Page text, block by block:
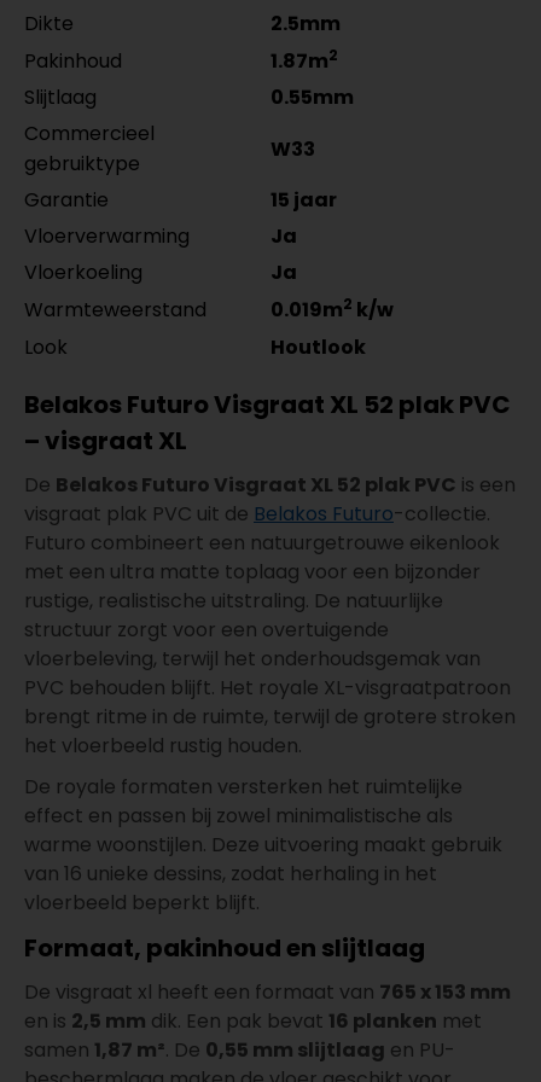
Dikte
2.5mm
Pakinhoud
1.87m2
Slijtlaag
0.55mm
Commercieel
gebruiktype
W33
Garantie
15 jaar
Vloerverwarming
Ja
Vloerkoeling
Ja
Warmteweerstand
0.019m2 k/w
Look
Houtlook
Belakos Futuro Visgraat XL 52 plak PVC
– visgraat XL
De Belakos Futuro Visgraat XL 52 plak PVC is een
visgraat plak PVC uit de Belakos Futuro-collectie.
Futuro combineert een natuurgetrouwe eikenlook
met een ultra matte toplaag voor een bijzonder
rustige, realistische uitstraling. De natuurlijke
structuur zorgt voor een overtuigende
vloerbeleving, terwijl het onderhoudsgemak van
PVC behouden blijft. Het royale XL-visgraatpatroon
brengt ritme in de ruimte, terwijl de grotere stroken
het vloerbeeld rustig houden.
De royale formaten versterken het ruimtelijke
effect en passen bij zowel minimalistische als
warme woonstijlen. Deze uitvoering maakt gebruik
van 16 unieke dessins, zodat herhaling in het
vloerbeeld beperkt blijft.
Formaat, pakinhoud en slijtlaag
De visgraat xl heeft een formaat van 765 x 153 mm
en is 2,5 mm dik. Een pak bevat 16 planken met
samen 1,87 m². De 0,55 mm slijtlaag en PU-